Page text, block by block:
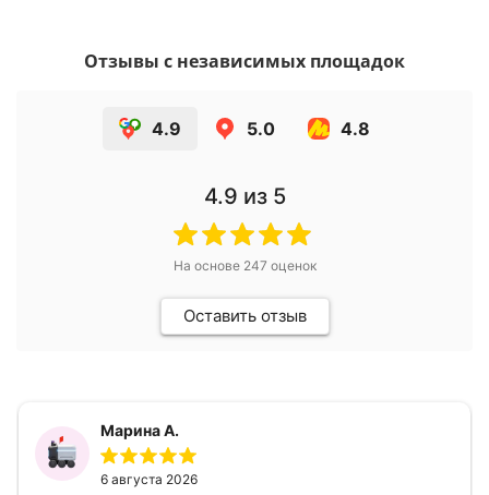
Отзывы с независимых площадок
4.9 5.0 4.8
4.9 из 5
На основе 247 оценок
Оставить отзыв
Марина А.
6 августа 2026